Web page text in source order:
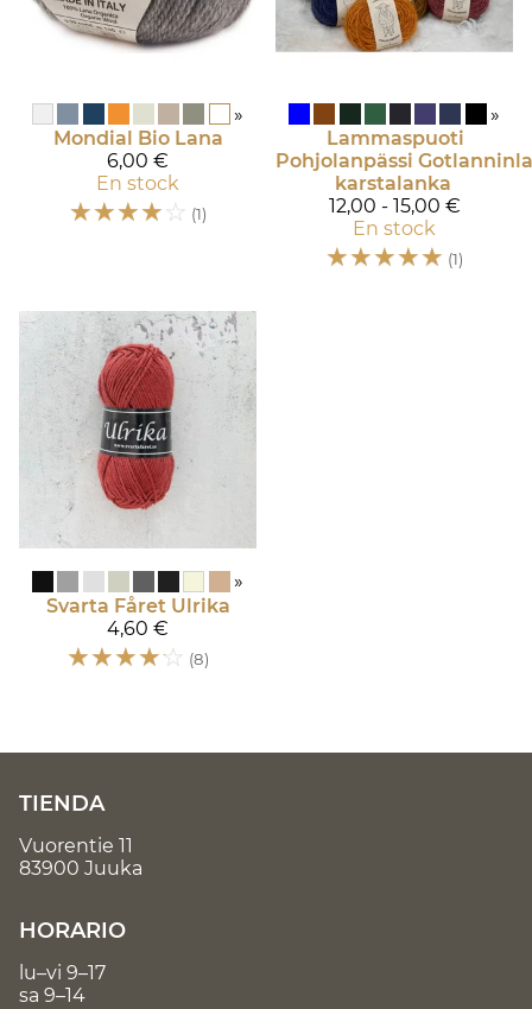
»
Mondial
Bio Lana
6,00 €
En stock
☆☆☆☆☆ (1)
»
Lammaspuoti
Pohjolanpässi
karstalanka
12,00 - 15,00 €
En stock
☆☆☆☆☆ (1)
»
Svarta Fåret Ulrika
4,60 €
☆☆☆☆☆ (8)
TIENDA
Vuorentie 11
83900 Juuka
HORARIO
lu–vi 9–17
sa 9–14